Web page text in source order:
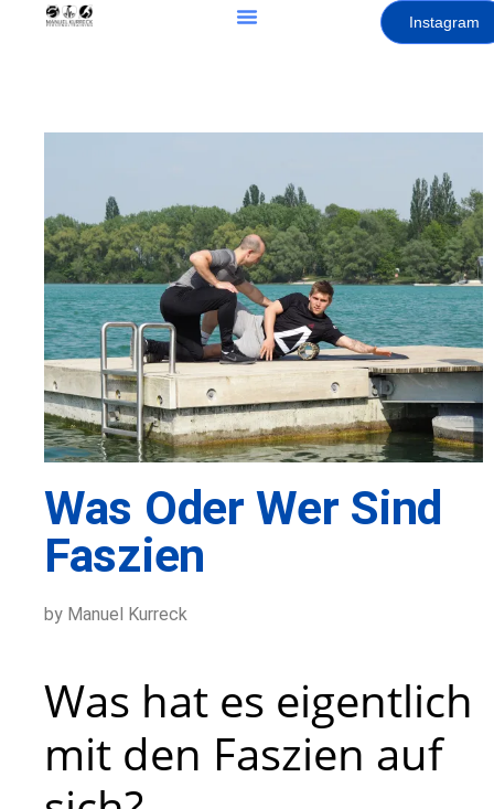
Instagram
Was Oder Wer Sind
Faszien
by Manuel Kurreck
Was hat es eigentlich
mit den Faszien auf